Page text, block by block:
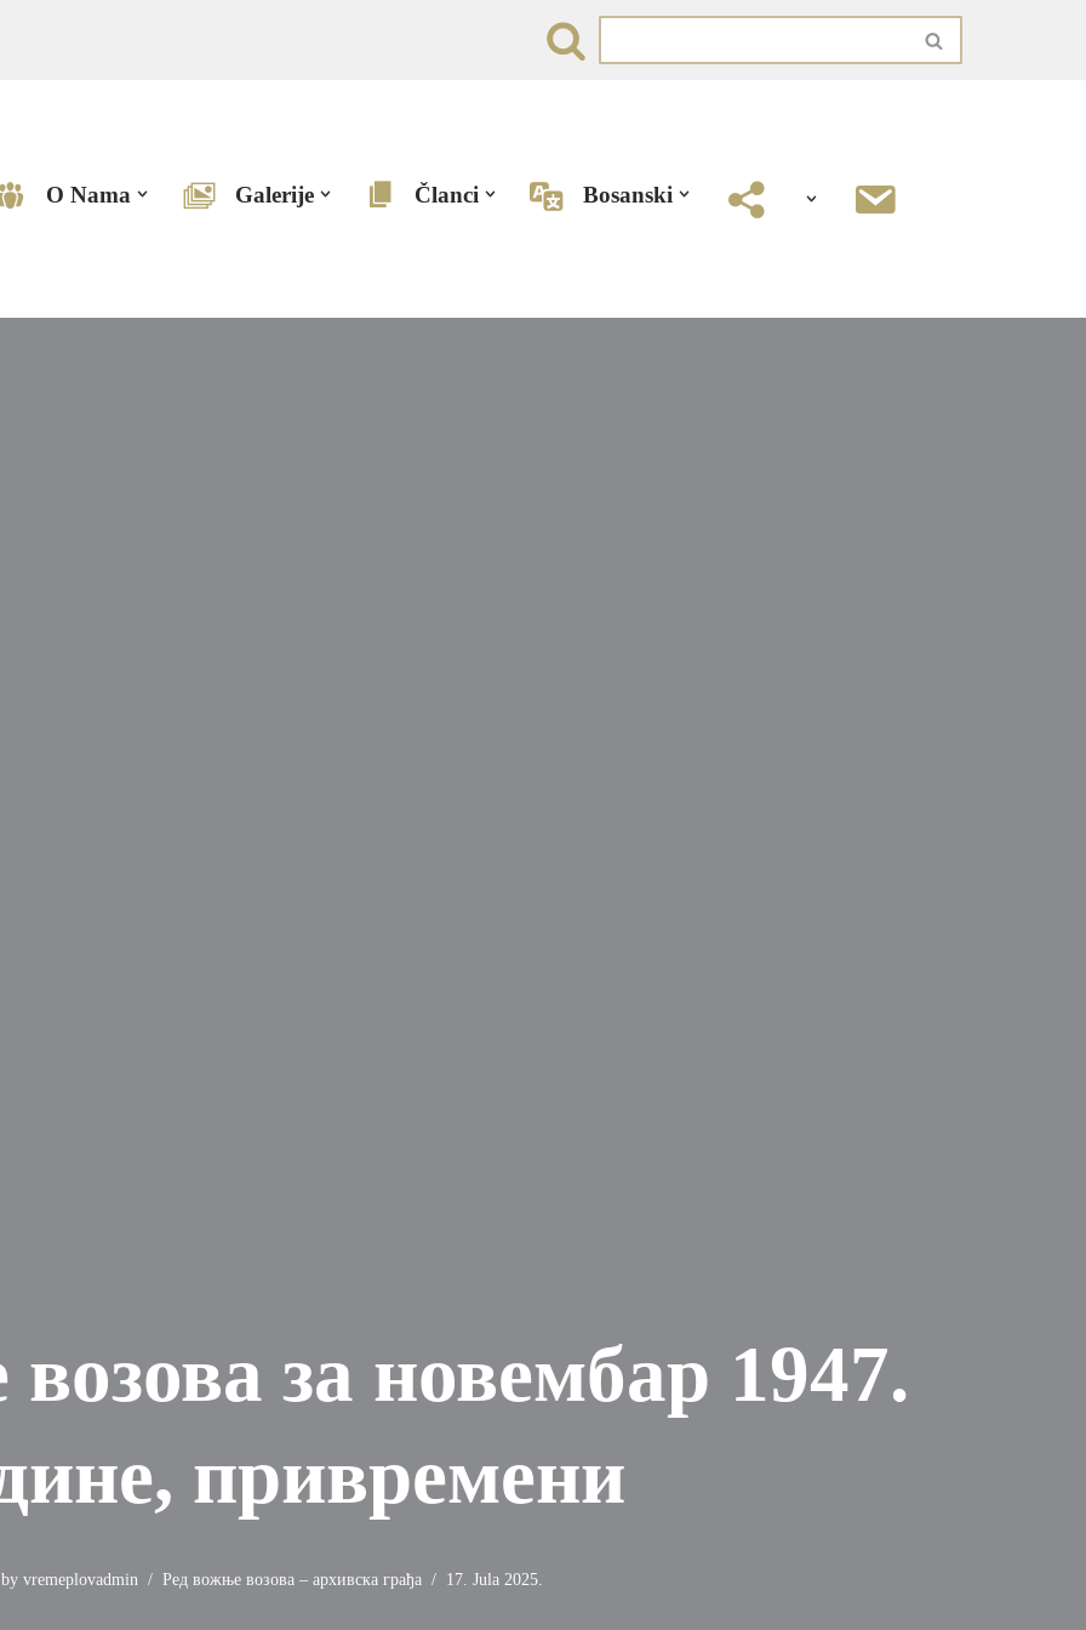
O Nama Galerije Članci Bosanski
за новембар 1947.
привремени
by vremeplovadmin Ред вожње возова – архивска грађа 17. Jula 2025.